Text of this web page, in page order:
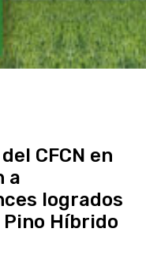
CFCN en
a
logrados
Híbrido